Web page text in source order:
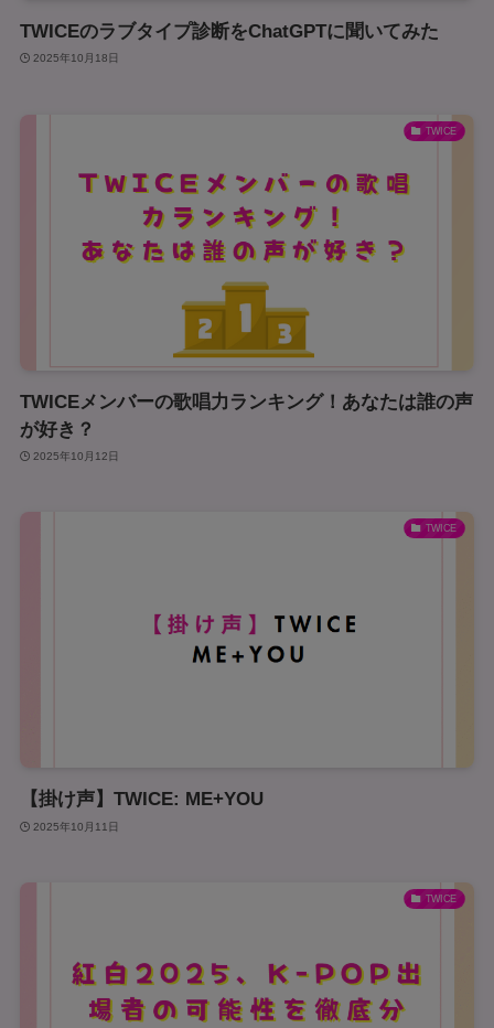
TWICEのラブタイプ診断をChatGPTに聞いてみた
2025年10月18日
TWICE
TWICEメンバーの歌唱力ランキング！あなたは誰の声
が好き？
2025年10月12日
TWICE
【掛け声】TWICE: ME+YOU
2025年10月11日
TWICE